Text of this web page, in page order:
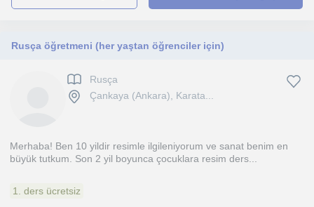
Rusça öğretmeni (her yaştan öğrenciler için)
Rusça
Çankaya (Ankara), Karata...
Merhaba! Ben 10 yildir resimle ilgileniyorum ve sanat benim en
büyük tutkum. Son 2 yil boyunca çocuklara resim ders...
1. ders ücretsiz